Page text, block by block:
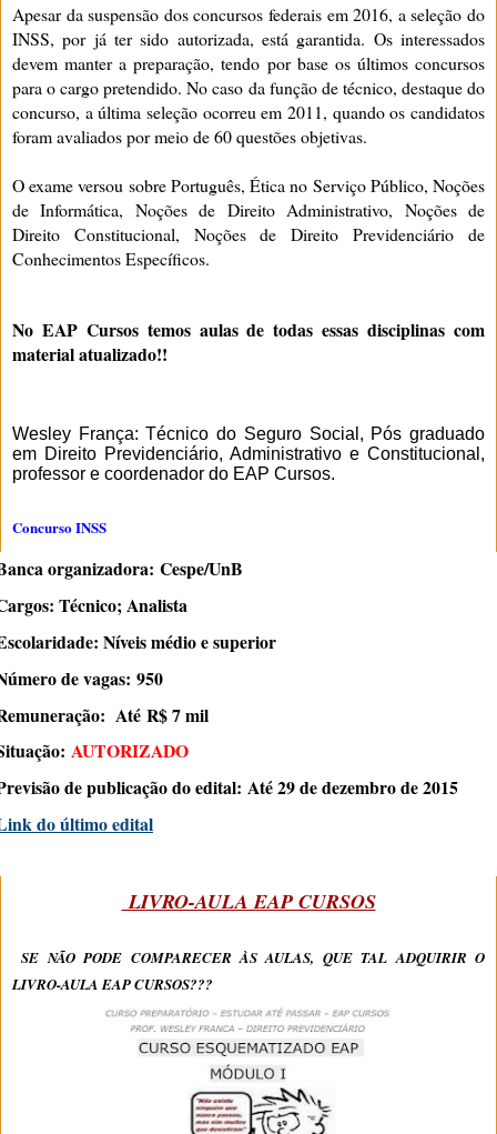
Apesar da suspensão dos concursos federais em 2016, a seleção do
INSS, por já ter sido autorizada, está garantida. Os interessados
devem manter a preparação, tendo por base os últimos concursos
para o cargo pretendido. No caso da função de técnico, destaque do
concurso, a última seleção ocorreu em 2011, quando os candidatos
foram avaliados por meio de 60 questões objetivas.
O exame versou sobre Português, Ética no Serviço Público, Noções
de Informática, Noções de Direito Administrativo, Noções de
Direito Constitucional, Noções de Direito Previdenciário de
Conhecimentos Específicos.
No EAP Cursos temos aulas de todas essas disciplinas com
material atualizado!!
Wesley França: Técnico do Seguro Social, Pós graduado
em Direito Previdenciário, Administrativo e Constitucional,
professor e coordenador do EAP Cursos.
Concurso INSS
organizadora: Cespe/UnB
: Técnico; Analista
: Níveis médio e superior
de vagas: 950
: Até R$ 7 mil
: AUTORIZADO
de publicação do edital: Até 29 de dezembro de 2015
do último edital
LIVRO-AULA EAP CURSOS
SE NÃO PODE COMPARECER ÀS AULAS, QUE TAL ADQUIRIR O
LIVRO-AULA EAP CURSOS???